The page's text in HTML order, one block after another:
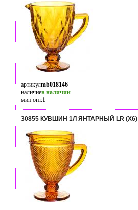
артикулmb018146
наличиев наличии
мин опт.1
30855 КУВШИН 1Л ЯНТАРНЫЙ LR (Х6)